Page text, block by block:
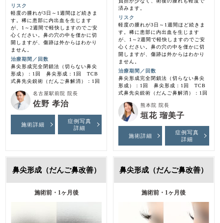
リスク
軽度の腫れが3日～1週間ほど続きま
す。稀に患部に内出血を生じます
が、1～2週間で軽快しますのでご安
心ください。鼻の穴の中を僅かに切
開しますが、傷跡は外からはわかり
ません。
治療期間／回数
鼻尖形成完全閉鎖法（切らない鼻尖
形成）：1回 鼻尖形成：1回 TCB
式鼻先尖鋭術（だんご鼻解消）：1回
名古屋駅前院 院長
佐野 孝治
施術詳細
症例写真
詳細
済みます。
リスク
軽度の腫れが3日～1週間ほど続きま
す。稀に患部に内出血を生じます
が、1～2週間で軽快しますのでご安
心ください。鼻の穴の中を僅かに切
開しますが、傷跡は外からはわかり
ません。
治療期間／回数
鼻尖形成完全閉鎖法（切らない鼻尖
形成）：1回 鼻尖形成：1回 TCB
式鼻先尖鋭術（だんご鼻解消）：1回
熊本院 院長
垣花 瑠美子
施術詳細
症例写真
詳細
鼻尖形成（だんご鼻改善）
施術前・1ヶ月後
鼻尖形成（だんご鼻改善）
施術前・1ヶ月後